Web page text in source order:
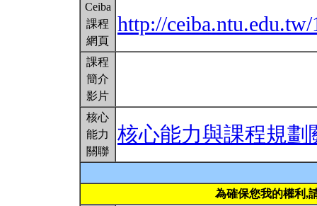
Ceiba
課程
網頁
http://
課程
簡介
影片
核心
能力
關聯
核心能力與課程規劃
為確保您我的權利,